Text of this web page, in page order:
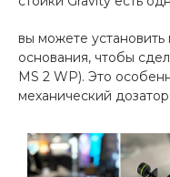
вы можете
основания, чтобы
MS 2 WP). Это
механический